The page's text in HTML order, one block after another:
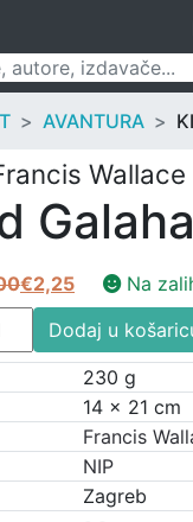
AVANTURA
Wallace
€2,25
Na
Dodaj u
230 g
14 × 21 cm
Francis
NIP
Zagreb